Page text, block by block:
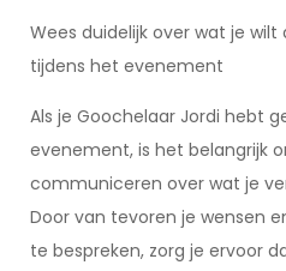
Wees duidelijk over wat je
tijdens het evenement
Als je Goochelaar Jordi hebt
evenement, is het belangrijk
communiceren over wat je
Door van tevoren je wensen
te bespreken, zorg je ervoor